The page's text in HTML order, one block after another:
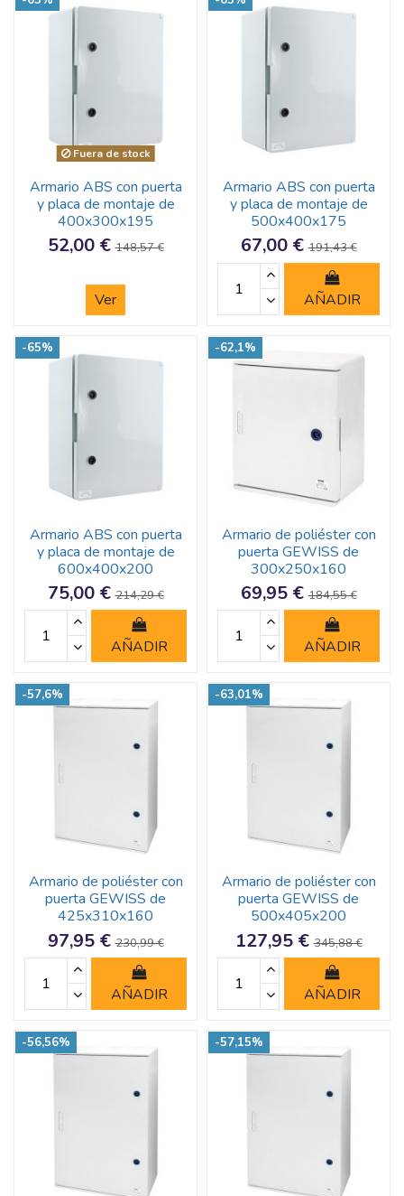
Fuera de stock
Armario ABS con puerta
y placa de montaje de
400x300x195
52,00 €148,57 €
Ver
Armario ABS con puerta
y placa de montaje de
500x400x175
67,00 €191,43 €
AÑADIR
-65%
Armario ABS con puerta
y placa de montaje de
600x400x200
75,00 €214,29 €
AÑADIR
-62,1%
Armario de poliéster con
puerta GEWISS de
300x250x160
69,95 €184,55 €
AÑADIR
-57,6%
Armario de poliéster con
puerta GEWISS de
425x310x160
97,95 €230,99 €
AÑADIR
-63,01%
Armario de poliéster con
puerta GEWISS de
500x405x200
127,95 €345,88 €
AÑADIR
-56,56% -57,15%